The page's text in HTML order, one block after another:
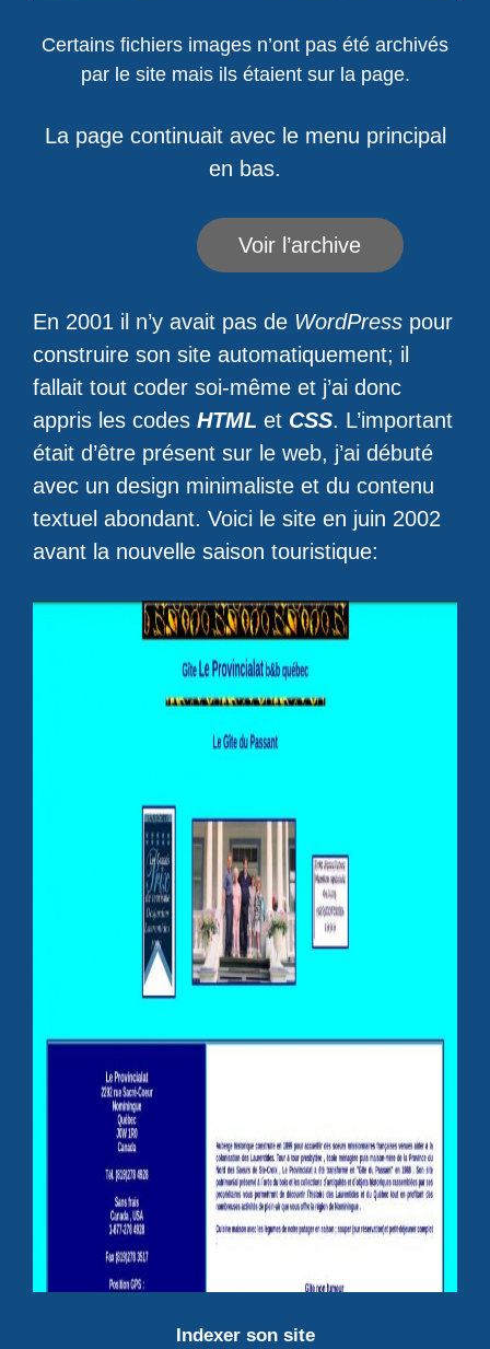
Certains fichiers images n’ont pas été archivés
par le site mais ils étaient sur la page.
La page continuait avec le menu principal
en bas.
Voir l’archive
En 2001 il n’y avait pas de WordPress pour
construire son site automatiquement; il
fallait tout coder soi-même et j’ai donc
appris les codes HTML et CSS. L’important
était d’être présent sur le web, j’ai débuté
avec un design minimaliste et du contenu
textuel abondant. Voici le site en juin 2002
avant la nouvelle saison touristique:
Indexer son site